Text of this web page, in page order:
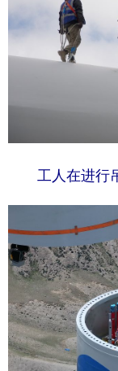
工人在进行